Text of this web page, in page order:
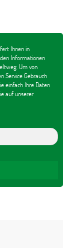
Ihnen in
Informationen
Um von
Service Gebrauch
einfach Ihre Daten
auf unserer